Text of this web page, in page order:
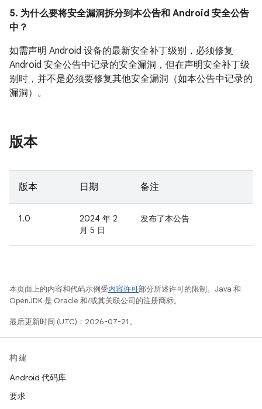
5. 为什么要将安全漏洞拆分到本公告和 Android 安全公告
中？
如需声明 Android 设备的最新安全补丁级别，必须修复
Android 安全公告中记录的安全漏洞，但在声明安全补丁级
别时，并不是必须要修复其他安全漏洞（如本公告中记录的
漏洞）。
版本
版本 日期 备注
1.0
2024 年 2
月 5 日
发布了本公告
本页面上的内容和代码示例受内容许可部分所述许可的限制。Java 和
OpenJDK 是 Oracle 和/或其关联公司的注册商标。
最后更新时间 (UTC)：2026-07-21。
构建
Android 代码库
要求